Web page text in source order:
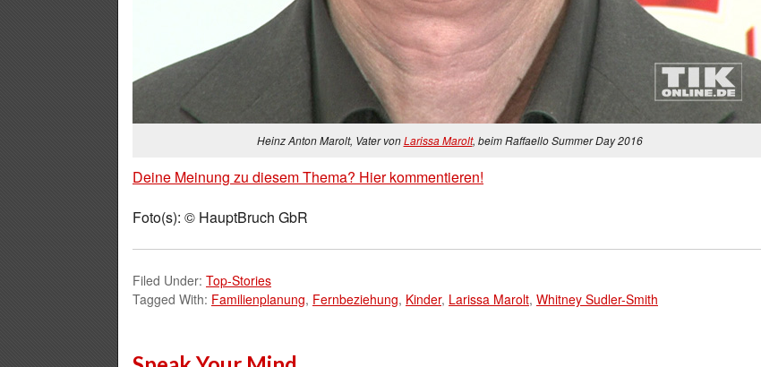
Heinz Anton Marolt, Vater vonLarissa Marolt, beim Raffaello Summer Day 2016
Deine Meinung zu diesem Thema? Hier kommentieren!
Foto(s): © HauptBruch GbR
Filed Under: Top-Stories
Tagged With: Familienplanung, Fernbeziehung, Kinder, Larissa Marolt, Whitney Sudler-Smith